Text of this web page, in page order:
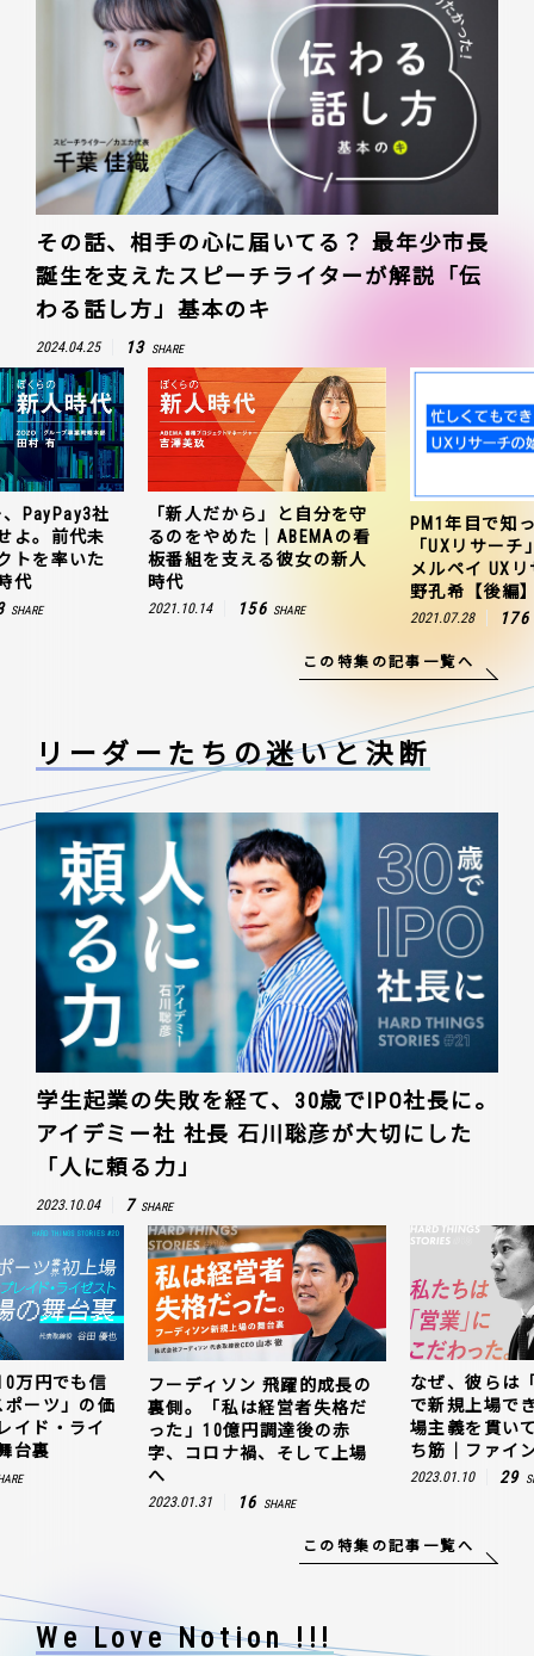
その話、相手の心に届いてる？ 最年少市長
誕生を支えたスピーチライターが解説「伝
わる話し方」基本のキ
2024.04.25 13 SHARE
PayPay3社
よ。前代未
トを率いた
代
SHARE
「新人だから」と自分を守
るのをやめた｜ABEMAの看
板番組を支える彼女の新人
時代
2021.10.14 156 SHARE
PM1年目で知
「UXリサー
メルペイ UX
野孔希【後編
2021.07.28 176
この特集の記事一覧へ
リーダーたちの迷いと決断
学生起業の失敗を経て、30歳でIPO社長に。
アイデミー社 社長 石川聡彦が大切にした
「人に頼る力」
2023.10.04 7 SHARE
万円でも信
ーツ」の価
イド・ライ
台裏
フーディソン 飛躍的成長の
裏側。「私は経営者失格だ
った」10億円調達後の赤
字、コロナ禍、そして上場
へ
2023.01.31 16 SHARE
なぜ、彼らは
で新規上場で
場主義を貫い
ち筋｜ファイ
2023.01.10 29
この特集の記事一覧へ
We Love Notion !!!